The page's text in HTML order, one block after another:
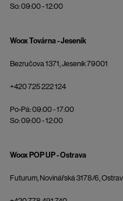
So: 09:00 - 12:00
Woox Továrna - Jeseník
Bezručova 1371, Jeseník 79001
+420 725 222 124
Po-Pá: 09:00 - 17:00
So: 09:00 - 12:00
Woox POP UP - Ostrava
Futurum, Novinářská 3178/6,